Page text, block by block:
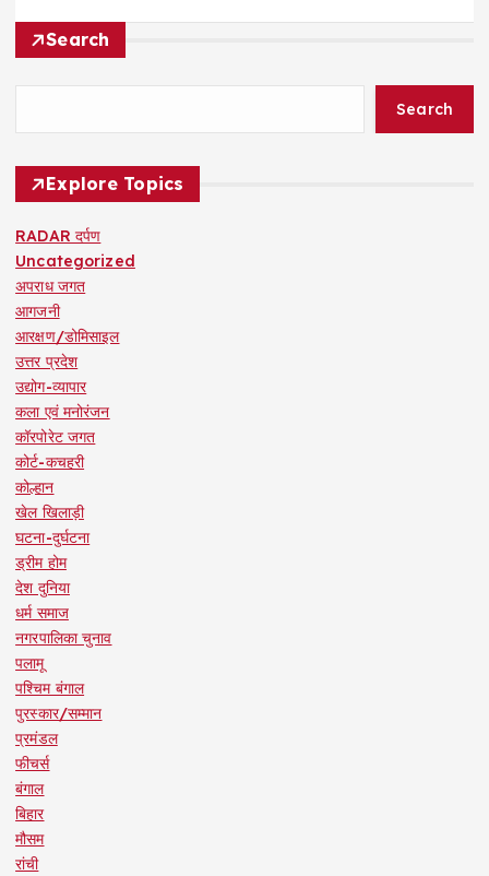
Search
Search
Explore Topics
RADAR दर्पण
Uncategorized
अपराध जगत
आगजनी
आरक्षण/डोमिसाइल
उत्तर प्रदेश
उद्योग-व्यापार
कला एवं मनोरंजन
कॉरपोरेट जगत
कोर्ट-कचहरी
कोल्हान
खेल खिलाड़ी
घटना-दुर्घटना
ड्रीम होम
देश दुनिया
धर्म समाज
नगरपालिका चुनाव
पलामू
पश्चिम बंगाल
पुरस्कार/सम्मान
प्रमंडल
फीचर्स
बंगाल
बिहार
मौसम
रांची